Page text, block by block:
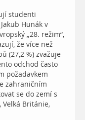
studenti
Hunák v
„28. režim“,
že více než
(27,2 %) zvažuje
odchod často
požadavkem
zahraničním
se do zemí s
Británie,